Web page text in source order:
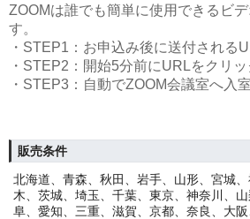
ZOOMは誰でも簡単に使用できるビ
す。
・STEP1：お申込み後に送付される
・STEP2：開始5分前にURLをクリッ
・STEP3：自動でZOOM会議室へ入
販売条件
北海道、青森、秋田、岩手、山形、宮城
木、茨城、埼玉、千葉、東京、神奈川、
阜、愛知、三重、滋賀、京都、奈良、大